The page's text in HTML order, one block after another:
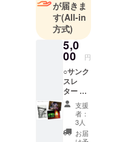
私たちは
『歴史と文
化のまち・
足利』の“歴
史”という事
象にスポッ
トを当て、
足利の魅力
を再発見し
伝えていく
が届きま
す(All-in
方式)
5,0
00 円
○サンク
スレ
ター ○
あども
いポス
トカー
ド3枚
セッ
支援
者：
3人
お届